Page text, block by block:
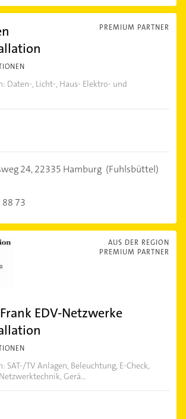
PREMIUM PARTNER
Daten-, Licht-, Haus- Elektro- und
24,22335 Hamburg (Fuhlsbüttel)
88 73
AUS DER REGION
PREMIUM PARTNER
EDV-Netzwerke
SAT-/TV Anlagen, Beleuchtung, E-Check,
Gerä...